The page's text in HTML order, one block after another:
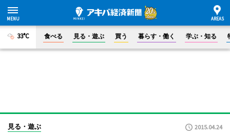
33°C 食べる 見る・遊ぶ 買う 暮らす・働く 学ぶ・知る
見る・遊ぶ 2015.04.24